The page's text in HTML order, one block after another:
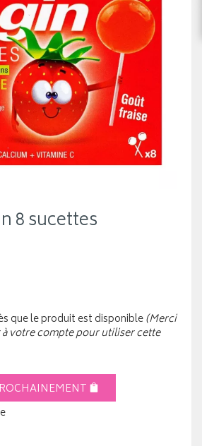
8 sucettes
que le produit est disponible(Merci
votre compte pour utiliser cette